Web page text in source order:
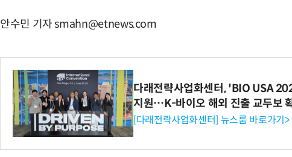
안수민 기자 smahn@etnews.com
다래전략사업화센터, 'BIO USA
지원…K-바이오 해외 진출 교두보
[다래전략사업화센터] 뉴스룸 바로가기>